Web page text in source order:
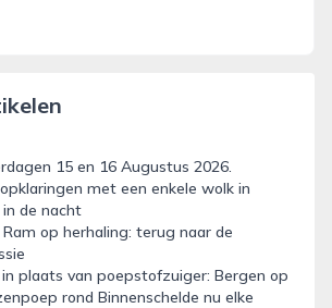
15 en 16 Augustus 2026.
met een enkele wolk in
de nacht
op herhaling: terug naar de
plaats van poepstofzuiger: Bergen op
rond Binnenschelde nu elke